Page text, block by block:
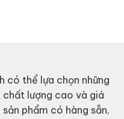
có thể lựa chọn những
lượng cao và giá
phẩm có hàng sẵn,